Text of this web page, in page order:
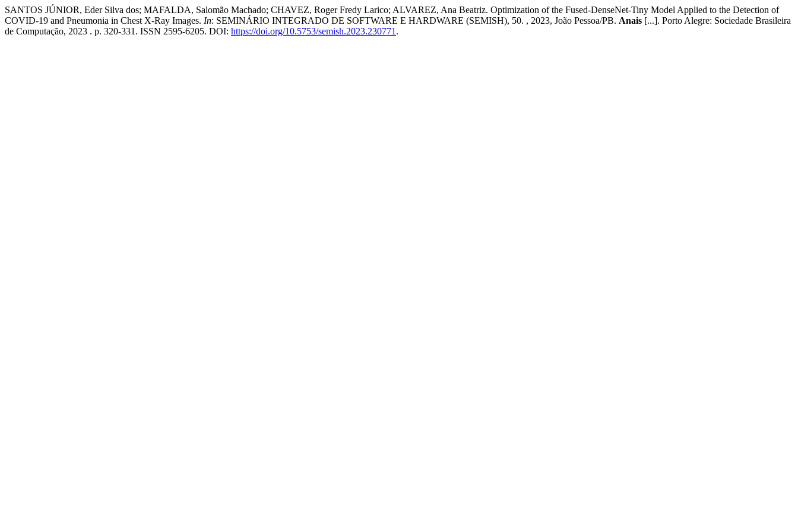
SANTOS JÚNIOR, Eder Silva dos; MAFALDA, Salomão Machado; CHAVEZ, Roger Fredy Larico; ALVAREZ, Ana Beatriz. Optimization of the Fused-DenseNet-Tiny Model Applied to the Detection of
COVID-19 and Pneumonia in Chest X-Ray Images. In: SEMINÁRIO INTEGRADO DE SOFTWARE E HARDWARE (SEMISH), 50. , 2023, João Pessoa/PB. Anais [...]. Porto Alegre: Sociedade Brasileira
de Computação, 2023 . p. 320-331. ISSN 2595-6205. DOI: https://doi.org/10.5753/semish.2023.230771 .